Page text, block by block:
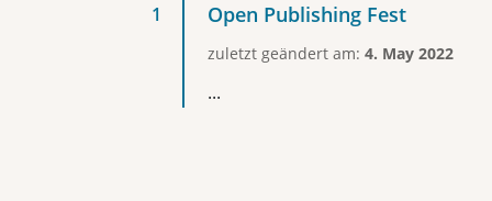
Open Publishing Fest
zuletzt geändert am: 4. May 2022
...